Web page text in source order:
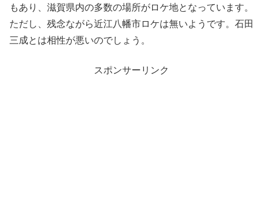
もあり、滋賀県内の多数の場所がロケ地となっています。
ただし、残念ながら近江八幡市ロケは無いようです。石田
三成とは相性が悪いのでしょう。
スポンサーリンク